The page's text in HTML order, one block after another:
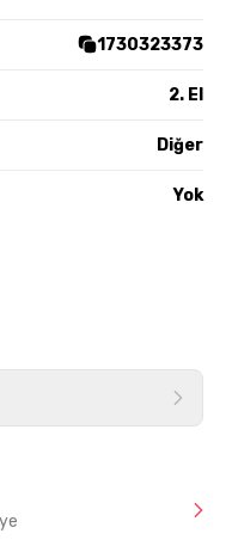
1730323373
2. El
Diğer
Yok